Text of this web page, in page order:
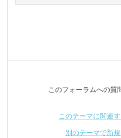
このフォーラムへの質
このテーマに関連
別のテーマで新